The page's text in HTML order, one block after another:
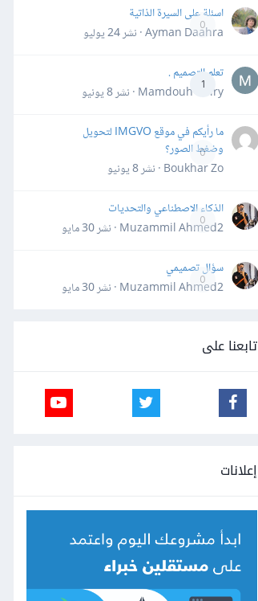
0
اسئلة على السيرة الذاتية
Ayman Daahra · نشر
24 يوليو
1
تعلم التصميم .
Mamdouh Khiry · نشر
8 يونيو
0
ما رأيكم في موقع IMGVO لتحويل
وضغط الصور؟
Boukhar Zo · نشر
8 يونيو
0
الذكاء الاصطناعي والتحديات
Muzammil Ahmed2 · نشر
30 مايو
0
سؤال تصميمي
Muzammil Ahmed2 · نشر
30 مايو
تابعنا على
إعلانات